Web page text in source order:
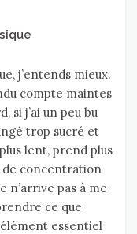
j’entends mieux.
compte maintes
si j’ai un peu bu
trop sucré et
lent, prend plus
de concentration
n’arrive pas à me
ce que
essentiel